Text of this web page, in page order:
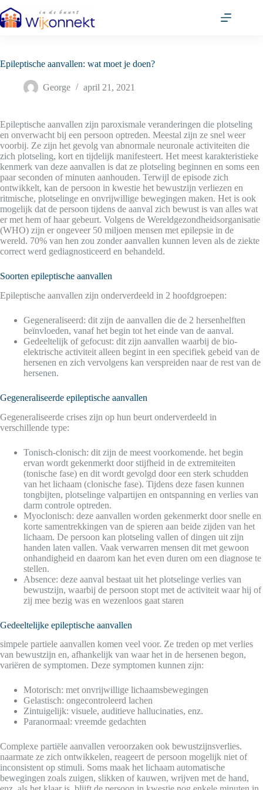
naar
de
Epileptische aanvallen: wat moet je doen?
George april 21, 2021
Epileptische aanvallen zijn paroxismale veranderingen die plotseling
en onverwacht bij een persoon optreden. Meestal zijn ze snel weer
voorbij. Ze zijn het gevolg van abnormale neuronale activiteiten die
zich plotseling, kort en tijdelijk manifesteert. Het meest karakteristieke
kenmerk van deze aanvallen is dat ze plotseling beginnen en soms een
paar seconden of minuten aanhouden. Terwijl de episode zich
ontwikkelt, kan de persoon in kwestie het bewustzijn verliezen en
ritmische, plotselinge en onvrijwillige bewegingen maken. Het is ook
mogelijk dat de persoon tijdens de aanval zich bewust is van alles wat
er met hem of haar gebeurt. Volgens de Wereldgezondheidsorganisatie
(WHO) zijn er ongeveer 50 miljoen mensen met epilepsie in de
wereld. 70% van hen zou zonder aanvallen kunnen leven als de ziekte
correct werd gediagnosticeerd en behandeld.
Soorten epileptische aanvallen
Epileptische aanvallen zijn onderverdeeld in 2 hoofdgroepen:
Gegeneraliseerd: dit zijn de aanvallen die de 2 hersenhelften
beïnvloeden, vanaf het begin tot het einde van de aanval.
Gedeeltelijk of gefocust: dit zijn aanvallen waarbij de bio-
elektrische activiteit alleen begint in een specifiek gebeid van de
hersenen en zich vervolgens kan verspreiden naar de rest van de
hersenen.
Gegeneraliseerde epileptische aanvallen
Gegeneraliseerde crises zijn op hun beurt onderverdeeld in
verschillende type:
Tonisch-clonisch: dit zijn de meest voorkomende. het begin
ervan wordt gekenmerkt door stijfheid in de extremiteiten
(tonische fase) en dit wordt gevolgd door een sterk schudden
van het lichaam (clonische fase). Tijdens deze fasen kunnen
tongbijten, plotselinge valpartijen en ontspanning en verlies van
darm controle optreden.
Myoclonisch: deze aanvallen worden gekenmerkt door snelle en
korte samentrekkingen van de spieren aan beide zijden van het
lichaam. De persoon kan plotseling vallen of dingen uit zijn
handen laten vallen. Vaak verwarren mensen dit met gewoon
onhandigheid en daarom kan het even duren om een diagnose te
stellen.
Absence: deze aanval bestaat uit het plotselinge verlies van
bewustzijn, waarbij de persoon stopt met de activiteit waar hij of
zij mee bezig was en wezenloos gaat staren
Gedeeltelijke epileptische aanvallen
simpele partiele aanvallen komen veel voor. Ze treden op met verlies
van bewustzijn en, afhankelijk van waar het in de hersenen begon,
variëren de symptomen. Deze symptomen kunnen zijn:
Motorisch: met onvrijwillige lichaamsbewegingen
Gelastisch: ongecontroleerd lachen
Zintuigelijk: visuele, auditieve hallucinaties, enz.
Paranormaal: vreemde gedachten
Complexe partiële aanvallen veroorzaken ook bewustzijnsverlies.
naarmate ze zich ontwikkelen, reageert de persoon mogelijk niet of
inconsistent op stimuli. Soms maak het lichaam automatische
bewegingen zoals zuigen, slikken of kauwen, wrijven met de hand,